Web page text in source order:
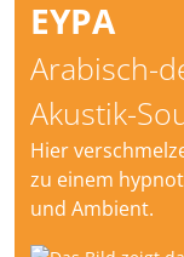
EYPA
Arabisch-
Akustik-
Hier
zu einem
und Ambient.